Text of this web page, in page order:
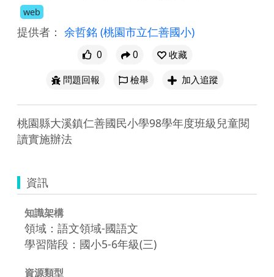
web
提供者： 余哲銘 (桃園市立仁善國小)
0 0
收藏
問題回報
檢舉 加入追蹤
桃園縣大溪鎮仁善國民小學98學年度班級兒童閱
讀實施辦法
資訊
知識架構
領域：語文領域-國語文
學習階段：國小5-6年級(三)
資源類型